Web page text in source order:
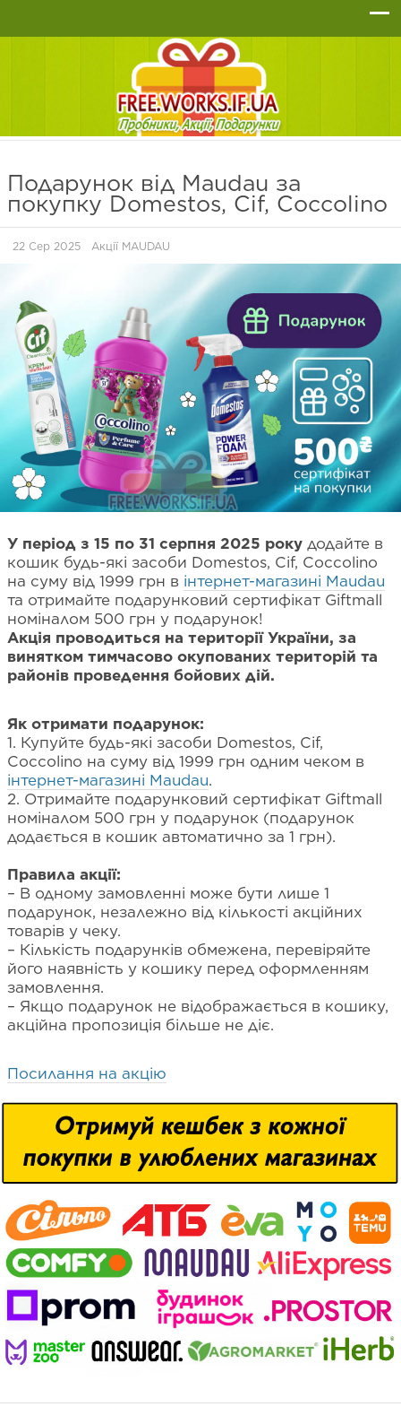
Подарунок від Maudau за
покупку Domestos, Cif, Coccolino
22 Сер 2025 Акції MAUDAU
У період з 15 по 31 серпня 2025 року додайте в
кошик будь-які засоби Domestos, Cif, Coccolino
на суму від 1999 грн в інтернет-магазині Maudau
та отримайте подарунковий сертифікат Giftmall
номіналом 500 грн у подарунок!
Акція проводиться на території України, за
винятком тимчасово окупованих територій та
районів проведення бойових дій.
Як отримати подарунок:
1. Купуйте будь-які засоби Domestos, Cif,
Coccolino на суму від 1999 грн одним чеком в
інтернет-магазині Maudau.
2. Отримайте подарунковий сертифікат Giftmall
номіналом 500 грн у подарунок (подарунок
додається в кошик автоматично за 1 грн).
Правила акції:
– В одному замовленні може бути лише 1
подарунок, незалежно від кількості акційних
товарів у чеку.
– Кількість подарунків обмежена, перевіряйте
його наявність у кошику перед оформленням
замовлення.
– Якщо подарунок не відображається в кошику,
акційна пропозиція більше не діє.
Посилання на акцію